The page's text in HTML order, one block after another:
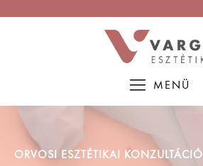
MENÜ
ORVOSI ESZTÉTIKAI KONZULTÁCIÓ